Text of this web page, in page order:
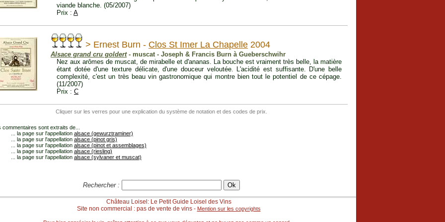
viande blanche. (05/2007)
Prix : A
> Ernest Burn - Clos St Imer La Chapelle 2004
Alsace grand cru goldert- muscat - Joseph & Francis Burn à Gueberschwihr
Nez aux arômes de muscat, de mirabelle et d'ananas. La bouche est vraiment très belle, la matière
étant dotée d'une texture délicate, d'une douceur veloutée. L'acidité est suffisante. D'une belle
complexité, c'est un très beau vin gastronomique qui montre bien tout le potentiel de ce cépage.
(11/2007)
Prix : C
Cliquer sur les verres pour une explication du système de notation et des codes de prix.
commentaires sont extraits de...
... la page sur l'appellation alsace (gewurztraminer)
... la page sur l'appellation alsace (pinot gris)
... la page sur l'appellation alsace (pinot et assemblages)
... la page sur l'appellation alsace (riesling)
... la page sur l'appellation alsace (sylvaner et muscat)
Rechercher :
Château Loisel: Le Petit Guide Loisel des Vins
Site non commercial : pas de vente de vins - Mention sur les copyrights